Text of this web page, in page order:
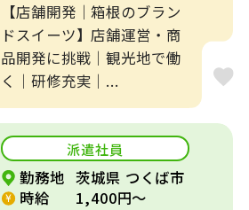
【店舗開発｜箱根のブラン
ドスイーツ】店舗運営・商
品開発に挑戦｜観光地で働
く｜研修充実｜...
派遣社員
勤務地 茨城県 つくば市
時給
1,400円～